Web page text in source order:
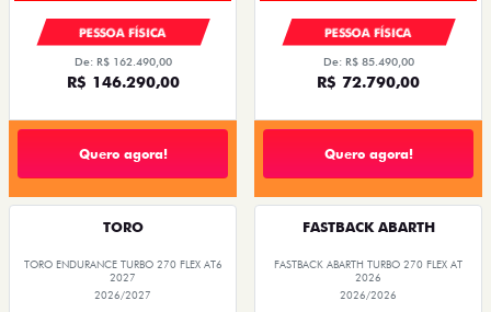
PESSOA FÍSICA
De: R$ 162.490,00
R$ 146.290,00
Quero agora!
PESSOA FÍSICA
De: R$ 85.490,00
R$ 72.790,00
Quero agora!
TORO
TORO ENDURANCE TURBO 270 FLEX AT6
2027
2026/2027
FASTBACK ABARTH
FASTBACK ABARTH TURBO 270 FLEX AT
2026
2026/2026